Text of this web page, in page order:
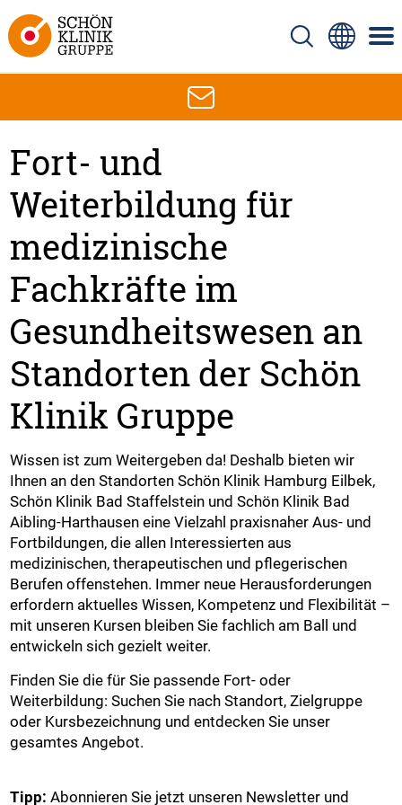
Fort- und
Weiterbildung für
medizinische
Fachkräfte im
Gesundheitswesen an
Standorten der Schön
Klinik Gruppe
Wissen ist zum Weitergeben da! Deshalb bieten wir
Ihnen an den Standorten Schön Klinik Hamburg Eilbek,
Schön Klinik Bad Staffelstein und Schön Klinik Bad
Aibling-Harthausen eine Vielzahl praxisnaher Aus- und
Fortbildungen, die allen Interessierten aus
medizinischen, therapeutischen und pflegerischen
Berufen offenstehen. Immer neue Herausforderungen
erfordern aktuelles Wissen, Kompetenz und Flexibilität –
mit unseren Kursen bleiben Sie fachlich am Ball und
entwickeln sich gezielt weiter.
Finden Sie die für Sie passende Fort- oder
Weiterbildung: Suchen Sie nach Standort, Zielgruppe
oder Kursbezeichnung und entdecken Sie unser
gesamtes Angebot.
Tipp:Abonnieren Sie jetzt unseren Newsletter und